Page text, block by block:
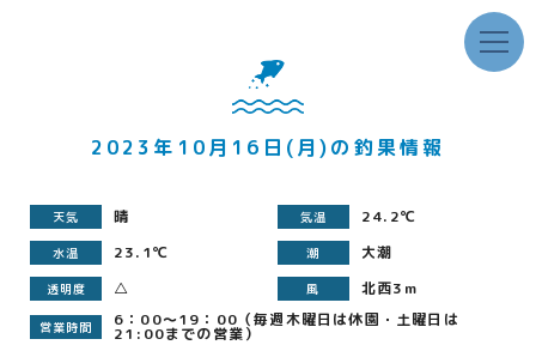
2023年10月16日(月)の釣果情報
天気 晴 気温 24.2℃
水温 23.1℃ 潮 大潮
透明度 △ 風 北西3m
営業時間 6：00～19：00（毎週木曜日は休園・土曜日は
21:00までの営業）